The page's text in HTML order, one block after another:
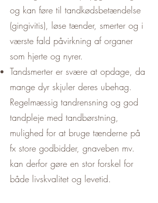
og kan føre til tandkødsbetændelse
(gingivitis), løse tænder, smerter og i
værste fald påvirkning af organer
som hjerte og nyrer.
Tandsmerter er svære at opdage, da
mange dyr skjuler deres ubehag.
Regelmæssig tandrensning og god
tandpleje med tandbørstning,
mulighed for at bruge tænderne på
fx store godbidder, gnaveben mv.
kan derfor gøre en stor forskel for
både livskvalitet og levetid.